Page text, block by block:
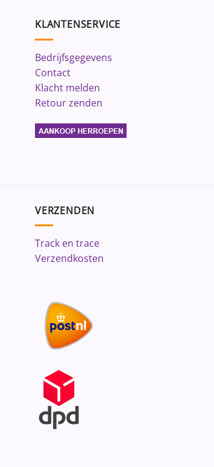
KLANTENSERVICE
Bedrijfsgegevens
Contact
Klacht melden
Retour zenden
VERZENDEN
Track en trace
Verzendkosten